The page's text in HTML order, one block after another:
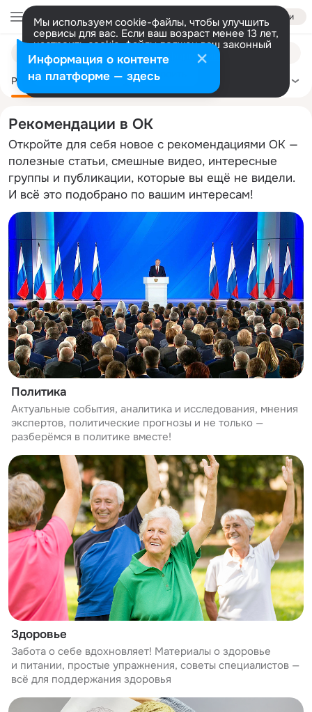
Войти
Мы используем cookie-файлы, чтобы улучшить
сервисы для вас. Если ваш возраст менее 13 лет,
настроить cookie-файлы должен ваш законный
представитель. Больше информации
Разрешить все Настроить
темам
Рекомендации Политика Здоровье Сделай сам
Рекомендации в ОК
Откройте для себя новое с рекомендациями ОК —
полезные статьи, смешные видео, интересные
группы и публикации, которые вы ещё не видели.
И всё это подобрано по вашим интересам!
Политика
Актуальные события, аналитика и исследования, мнения
экспертов, политические прогнозы и не только —
разберёмся в политике вместе!
Здоровье
Забота о себе вдохновляет! Материалы о здоровье
и питании, простые упражнения, советы специалистов —
всё для поддержания здоровья
Информация о контенте
на платформе — здесь